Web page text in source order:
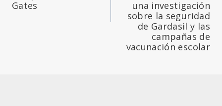
Gates
una investigación
sobre la seguridad
de Gardasil y las
campañas de
vacunación escolar